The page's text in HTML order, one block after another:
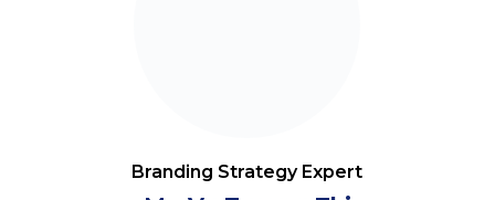
Branding Strategy Expert